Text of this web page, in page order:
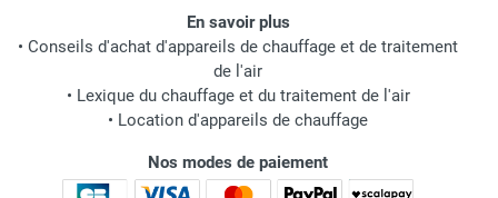
En savoir plus
• Conseils d'achat d'appareils de chauffage et de traitement
de l'air
• Lexique du chauffage et du traitement de l'air
• Location d'appareils de chauffage
Nos modes de paiement